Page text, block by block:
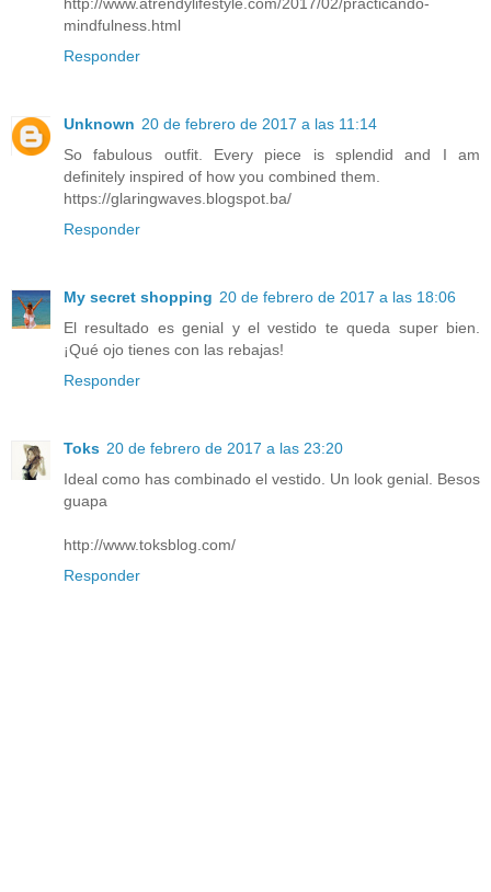
mindfulness.html
Responder
Unknown 20 de febrero de 2017 a las 11:14
So fabulous outfit. Every piece is splendid and I am
definitely inspired of how you combined them.
https://glaringwaves.blogspot.ba/
Responder
My secret shopping 20 de febrero de 2017 a las 18:06
El resultado es genial y el vestido te queda super bien.
¡Qué ojo tienes con las rebajas!
Responder
Toks 20 de febrero de 2017 a las 23:20
Ideal como has combinado el vestido. Un look genial. Besos
guapa
http://www.toksblog.com/
Responder